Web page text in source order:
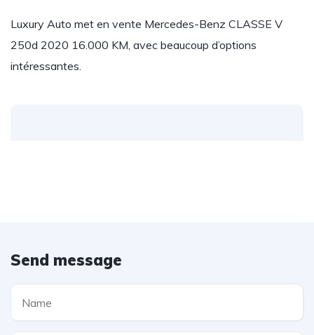
Luxury Auto met en vente Mercedes-Benz CLASSE V
250d 2020 16.000 KM, avec beaucoup d’options
intéressantes.
Send message